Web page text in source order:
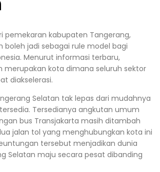
pemekaran kabupaten Tangerang,
boleh jadi sebagai rule model bagi
Menurut informasi terbaru,
merupakan kota dimana seluruh sektor
diakselerasi.
Selatan tak lepas dari mudahnya
Tersedianya angkutan umum
bus Transjakarta masih ditambah
jalan tol yang menghubungkan kota ini
tersebut menjadikan dunia
Selatan maju secara pesat dibanding